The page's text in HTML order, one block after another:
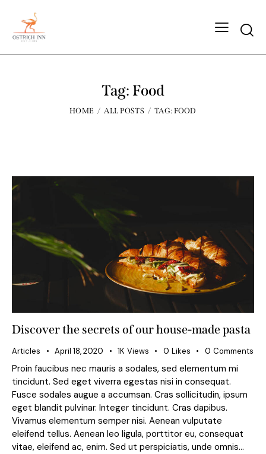
Tag: Food
HOME ALL POSTS TAG: FOOD
Discover the secrets of our house-made pasta
Articles April 18, 2020 1K Views 0 Likes 0 Comments
Proin faucibus nec mauris a sodales, sed elementum mi
tincidunt. Sed eget viverra egestas nisi in consequat.
Fusce sodales augue a accumsan. Cras sollicitudin, ipsum
eget blandit pulvinar. Integer tincidunt. Cras dapibus.
Vivamus elementum semper nisi. Aenean vulputate
eleifend tellus. Aenean leo ligula, porttitor eu, consequat
vitae, eleifend ac, enim. Sed ut perspiciatis, unde omnis…